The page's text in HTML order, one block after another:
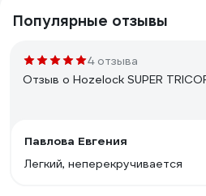
Популярные отзывы
4 отзыва
Отзыв о Hozelock SUPER
Павлова Евгения
Легкий, неперекручивается